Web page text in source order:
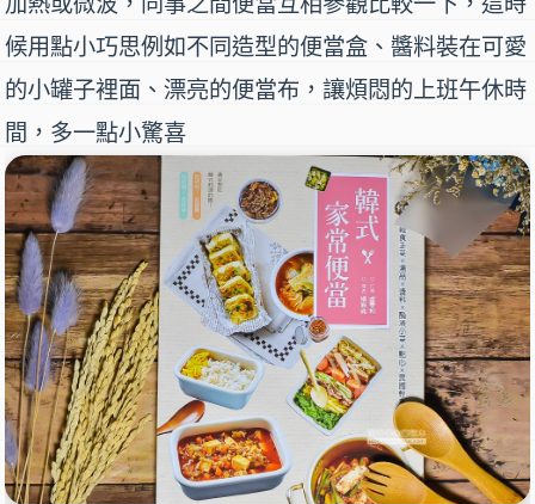
候用點小巧思例如不同造型的便當盒、醬料裝在可愛
的小罐子裡面、漂亮的便當布，讓煩悶的上班午休時
間，多一點小驚喜